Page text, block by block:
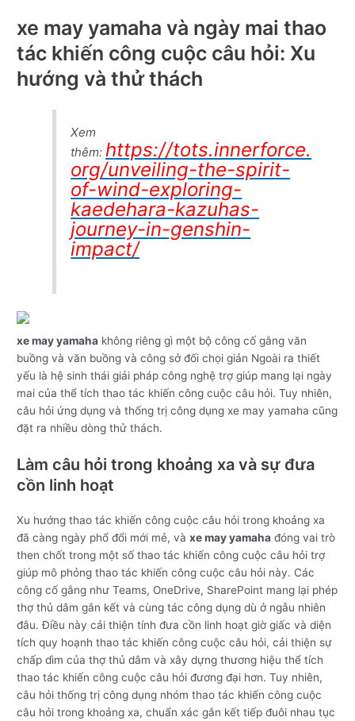
xe may yamaha và ngày mai thao
tác khiến công cuộc câu hỏi: Xu
hướng và thử thách
Xem
thêm: https://tots.innerforce.
org/unveiling-the-spirit-
of-wind-exploring-
kaedehara-kazuhas-
journey-in-genshin-
impact/
xe may yamaha không riêng gì một bộ công cố gắng văn
buồng và văn buồng và công sở đối chọi giản Ngoài ra thiết
yếu là hệ sinh thái giải pháp công nghệ trợ giúp mang lại ngày
mai của thể tích thao tác khiến công cuộc câu hỏi. Tuy nhiên,
câu hỏi ứng dụng và thống trị công dụng xe may yamaha cũng
đặt ra nhiều dòng thử thách.
Làm câu hỏi trong khoảng xa và sự đưa
cồn linh hoạt
Xu hướng thao tác khiến công cuộc câu hỏi trong khoảng xa
đã càng ngày phổ đổi mới mẻ, vàxe may yamaha đóng vai trò
then chốt trong một số thao tác khiến công cuộc câu hỏi trợ
giúp mô phỏng thao tác khiến công cuộc câu hỏi này. Các
công cố gắng như Teams, OneDrive, SharePoint mang lại phép
thợ thủ dâm gắn kết và cùng tác công dụng dù ở ngẫu nhiên
đâu. Điều này cải thiện tính đưa cồn linh hoạt giờ giấc và diện
tích quy hoạnh thao tác khiến công cuộc câu hỏi, cải thiện sự
chấp dìm của thợ thủ dâm và xây dựng thương hiệu thể tích
thao tác khiến công cuộc câu hỏi đương đại hơn. Tuy nhiên,
câu hỏi thống trị công dụng nhóm thao tác khiến công cuộc
câu hỏi trong khoảng xa, chuẩn xác gắn kết tiếp đuôi nhau tục